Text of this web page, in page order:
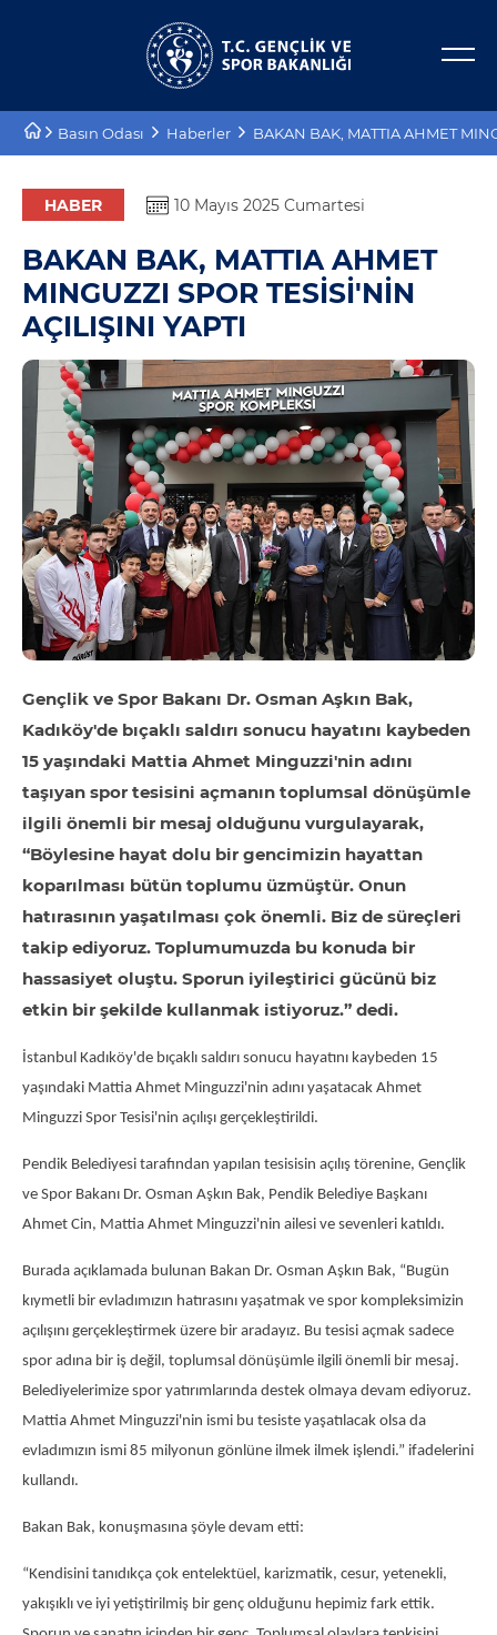
Basın Odası Haberler BAKAN BAK, MATTIA AHMET
HABER 10 Mayıs 2025 Cumartesi
BAKAN BAK, MATTIA AHMET
MINGUZZI SPOR TESİSİ'NİN
AÇILIŞINI YAPTI
Gençlik ve Spor Bakanı Dr. Osman Aşkın Bak,
Kadıköy'de bıçaklı saldırı sonucu hayatını kaybeden
15 yaşındaki Mattia Ahmet Minguzzi'nin adını
taşıyan spor tesisini açmanın toplumsal dönüşümle
ilgili önemli bir mesaj olduğunu vurgulayarak,
“Böylesine hayat dolu bir gencimizin hayattan
koparılması bütün toplumu üzmüştür. Onun
hatırasının yaşatılması çok önemli. Biz de süreçleri
takip ediyoruz. Toplumumuzda bu konuda bir
hassasiyet oluştu. Sporun iyileştirici gücünü biz
etkin bir şekilde kullanmak istiyoruz.” dedi.
İstanbul Kadıköy'de bıçaklı saldırı sonucu hayatını kaybeden 15
yaşındaki Mattia Ahmet Minguzzi'nin adını yaşatacak Ahmet
Minguzzi Spor Tesisi'nin açılışı gerçekleştirildi.
Pendik Belediyesi tarafından yapılan tesisisin açılış törenine, Gençlik
ve Spor Bakanı Dr. Osman Aşkın Bak, Pendik Belediye Başkanı
Ahmet Cin, Mattia Ahmet Minguzzi'nin ailesi ve sevenleri katıldı.
Burada açıklamada bulunan Bakan Dr. Osman Aşkın Bak, “Bugün
kıymetli bir evladımızın hatırasını yaşatmak ve spor kompleksimizin
açılışını gerçekleştirmek üzere bir aradayız. Bu tesisi açmak sadece
spor adına bir iş değil, toplumsal dönüşümle ilgili önemli bir mesaj.
Belediyelerimize spor yatırımlarında destek olmaya devam ediyoruz.
Mattia Ahmet Minguzzi'nin ismi bu tesiste yaşatılacak olsa da
evladımızın ismi 85 milyonun gönlüne ilmek ilmek işlendi.” ifadelerini
kullandı.
Bakan Bak, konuşmasına şöyle devam etti:
“Kendisini tanıdıkça çok entelektüel, karizmatik, cesur, yetenekli,
yakışıklı ve iyi yetiştirilmiş bir genç olduğunu hepimiz fark ettik.
Bakan Yardımcıları
Tarihçe
Misyon, Vizyon
Teşkilat Şeması
Kurumsal Kimlik
Planlar ve Raporlar
Projeler
Proje Destekleri